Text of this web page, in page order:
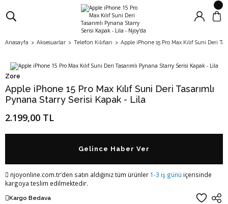
Anasayfa Aksesuarlar Telefon Kılıfları Apple iPhone 15 Pro Max Kılıf Suni Deri
Zore
Apple iPhone 15 Pro Max Kılıf Suni Deri Tasarımlı
Pynana Starry Serisi Kapak - Lila
2.199,00 TL
Gelince Haber Ver
njoyonline.com.tr’den satın aldığınız tüm ürünler 1-3 iş günü içerisinde
kargoya teslim edilmektedir.
Kargo Bedava